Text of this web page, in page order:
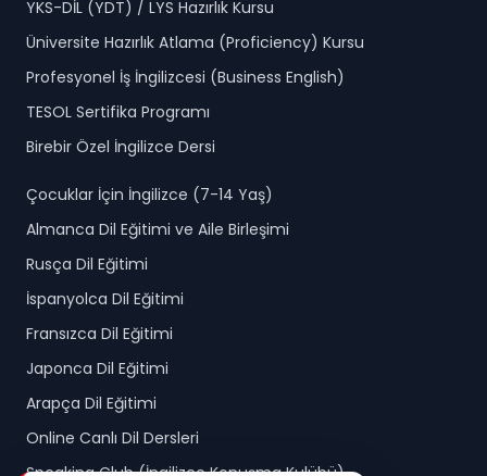
YKS-DİL (YDT) / LYS Hazırlık Kursu
Üniversite Hazırlık Atlama (Proficiency) Kursu
Profesyonel İş İngilizcesi (Business English)
TESOL Sertifika Programı
Birebir Özel İngilizce Dersi
Çocuklar İçin İngilizce (7-14 Yaş)
Almanca Dil Eğitimi ve Aile Birleşimi
Rusça Dil Eğitimi
İspanyolca Dil Eğitimi
Fransızca Dil Eğitimi
Japonca Dil Eğitimi
Arapça Dil Eğitimi
Online Canlı Dil Dersleri